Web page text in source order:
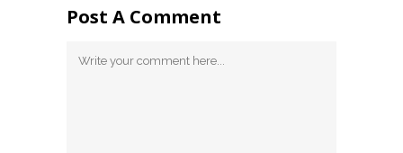
Post A Comment